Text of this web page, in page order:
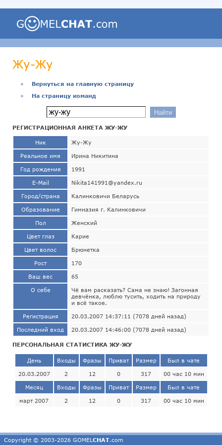
Жу-Жу
●
Вернуться на главную страницу
●
На страницу команд
РЕГИСТРАЦИОННАЯ АНКЕТА ЖУ-ЖУ
Ник Жу-Жу
Реальное имя Ирина Никитина
Год рождения 1991
E-Mail Nikita141991@yandex.ru
Город/страна Калинковичи Беларусь
Образование Гимназия г. Калинковичи
Пол Женский
Цвет глаз Карие
Цвет волос Брюнетка
Рост 170
Ваш вес 65
О себе
Чё вам расказать? Сама не знаю! Загонная
девчёнка, люблю тусить, ходить на природу
и всё такое.
Регистрация 20.03.2007 14:37:11 (7078 дней назад)
Последний вход 20.03.2007 14:46:00 (7078 дней назад)
ПЕРСОНАЛЬНАЯ СТАТИСТИКА ЖУ-ЖУ
День Входы Фразы Приват Размер Был в чате
20.03.2007 2 12 0 317 00 час 10 мин
Месяц Входы Фразы Приват Размер Был в чате
март 2007 2 12 0 317 00 час 10 мин
Copyright © 2003-2026 GOMEL CHAT.com